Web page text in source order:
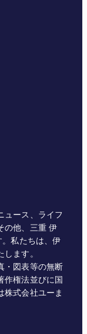
ュース、ライフ
の他、三重 伊
私たちは、伊
ます。
・図表等の無断
作権法並びに国
株式会社ユーま